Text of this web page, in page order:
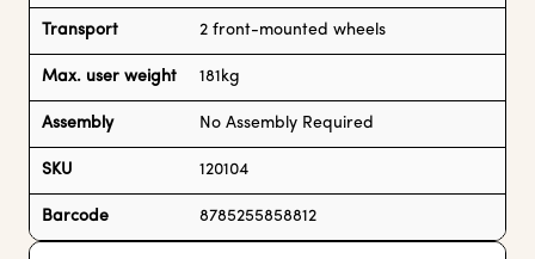
Transport 2 front-mounted wheels
Max. user weight 181kg
Assembly No Assembly Required
SKU 120104
Barcode 8785255858812